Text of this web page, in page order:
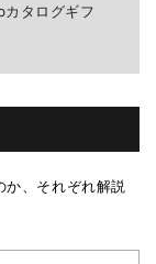
タログギフ
か、それぞれ解説